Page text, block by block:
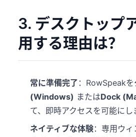
3. デスクトップ
用する理由は？
常に準備完了 ：RowSpeakを
(Windows) またはDock
て、即時アクセスを可能にし
ネイティブな体験：専用ウ